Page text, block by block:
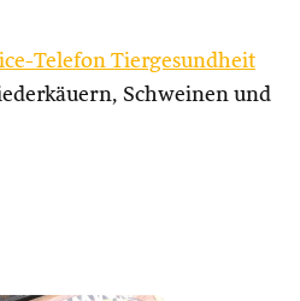
Telefon Tiergesundheit
Schweinen und